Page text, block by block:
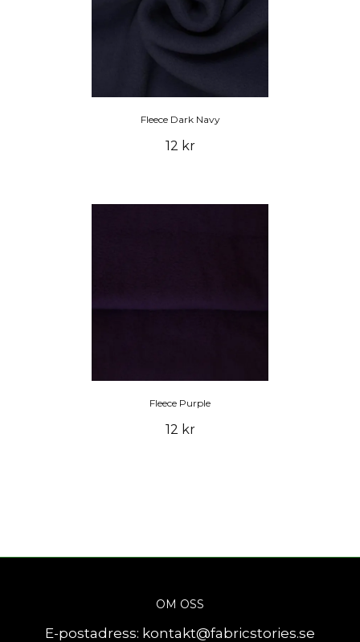
Fleece Dark Navy
12 kr
Fleece Purple
12 kr
OM OSS
E-postadress: kontakt@fabricstories.se